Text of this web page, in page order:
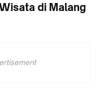
di Malang